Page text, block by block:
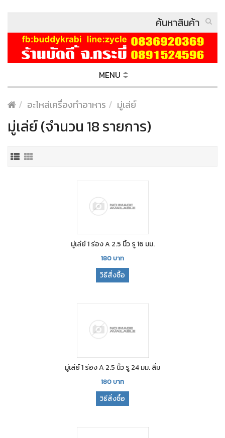
MENU
อะไหล่เครื่องทำอาหาร มู่เล่ย์
มู่เล่ย์ (จำนวน 18 รายการ)
มู่เล่ย์ 1 ร่อง A 2.5 นิ้ว รู 16 มม.
180บาท
วิธีสั่งซื้อ
มู่เล่ย์ 1 ร่อง A 2.5 นิ้ว รู 24 มม. ลิ่ม
180บาท
วิธีสั่งซื้อ